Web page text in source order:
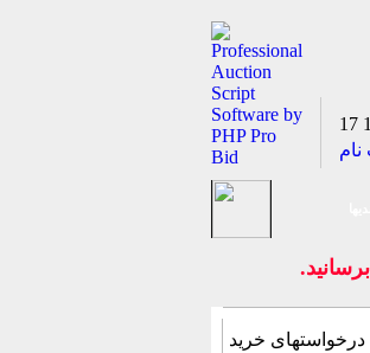
نام
درخواستهای خرید